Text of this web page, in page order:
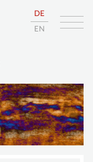
DE
EN